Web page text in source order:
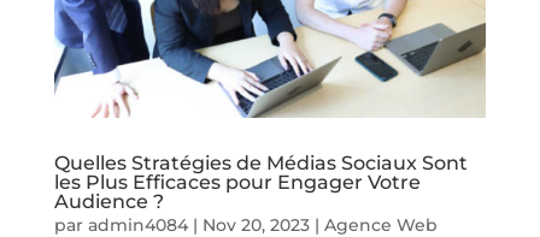
Quelles Stratégies de Médias Sociaux Sont
les Plus Efficaces pour Engager Votre
Audience ?
par admin4084| Nov 20, 2023| Agence Web